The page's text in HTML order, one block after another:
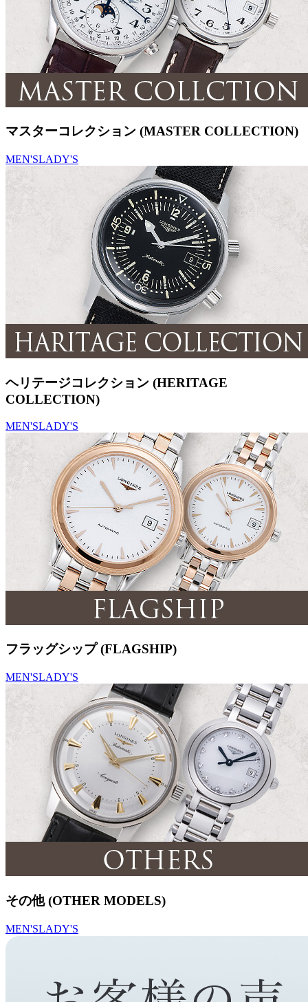
マスターコレクション (MASTER COLLECTION)
MEN'SLADY'S
ヘリテージコレクション (HERITAGE
COLLECTION)
MEN'SLADY'S
フラッグシップ (FLAGSHIP)
MEN'SLADY'S
その他 (OTHER MODELS)
MEN'SLADY'S